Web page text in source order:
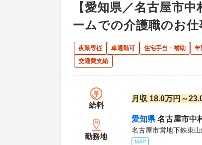
【愛知県／名古屋市
ームでの介護職のお仕
夜勤専従 車通勤可 住宅手当・補助 年
交通費支給
給料
月収 18.0万円～
勤務地
愛知県 名古屋市中
名古屋市営地下鉄東
MAP